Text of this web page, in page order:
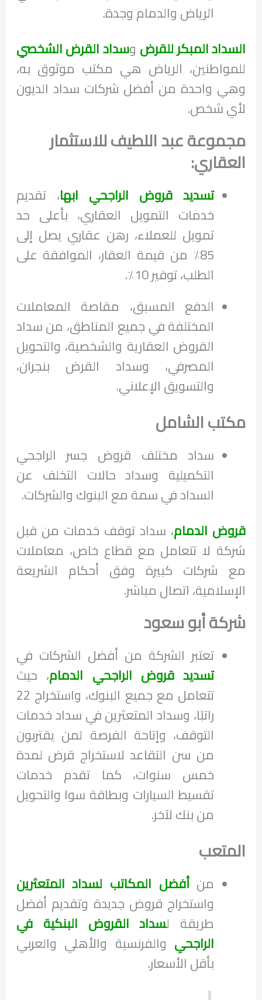
الرياض والدمام وجدة.
السداد المبكر للقرض وسداد القرض الشخصي
للمواطنين، الرياض هي مكتب موثوق به،
وهي واحدة من أفضل شركات سداد الديون
لأي شخص.
مجموعة عبد اللطيف للاستثمار
العقاري:
تسديد قروض الراجحي ابها، تقديم
خدمات التمويل العقاري، بأعلى حد
تمويل للعملاء، رهن عقاري يصل إلى
85٪ من قيمة العقار، الموافقة على
الطلب، توفير 10٪.
الدفع المسبق، مقاصة المعاملات
المختلفة في جميع المناطق، من سداد
القروض العقارية والشخصية، والتحويل
المصرفي، وسداد القرض بنجران،
والتسويق الإعلاني.
مكتب الشامل
سداد مختلف قروض جسر الراجحي
التكميلية وسداد حالات التخلف عن
السداد في سمة مع البنوك والشركات.
قروض الدمام، سداد توقف خدمات من قبل
شركة لا تتعامل مع قطاع خاص، معاملات
مع شركات كبيرة وفق أحكام الشريعة
الإسلامية، اتصال مباشر.
شركة أبو سعود
تعتبر الشركة من أفضل الشركات في
تسديد قروض الراجحي الدمام، حيث
تتعامل مع جميع البنوك، واستخراج 22
راتبًا، وسداد المتعثرين في سداد خدمات
التوقف، وإتاحة الفرصة لمن يقتربون
من سن التقاعد لاستخراج قرض لمدة
خمس سنوات، كما تقدم خدمات
تقسيط السيارات وبطاقة سوا والتحويل
من بنك لآخر.
المتعب
منأفضل المكاتب لسداد المتعثرين
واستخراج قروض جديدة وتقديم أفضل
طريقة لسداد القروض البنكية في
الراجحي والفرنسية والأهلي والعربي
بأقل الأسعار.